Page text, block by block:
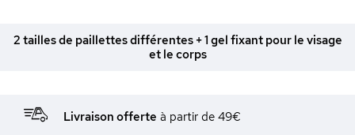
2 tailles de paillettes différentes + 1 gel fixant pour le visage
et le corps
Livraison offerte à partir de 49€